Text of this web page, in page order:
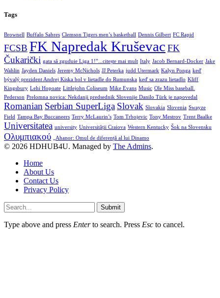
Tags
Brownell Buffalo Sabres Clemson Tigers men’s basketball Dennis Gilbert FC Rapid
FCSB FK Napredak Kruševac FK
Čukarički gata să zguduie Liga 1!”...citește mai mult Italy Jacob Bernard-Docker Jake
Wahlin Jayden Daniels Jeremy McNichols JJ Peterka judd Utermark Kalyn Ponga keď
bývalý prezident Andrej Kiska bol v lietadle do Rumunska keď sa zrazu lietadlo Kliff
Kingsbury Lehi Hopoate Littlejohn Coliseum Mike Evans Music Ole Miss baseball.
Pederson Prelomna novica: Nekdanji predsednik Slovenije Danilo Türk je napovedal
Romanian Serbian SuperLiga Slovak Slovakia Slovenia Swayze
Field Tampa Bay Buccaneers Terry McLaurin’s Tom Trbojevic Tony Mestrov Trent Baalke
Universitatea university Universității Craiova Western Kentucky Šok na Slovensku
Ολυμπιακού „Ahanor: Omul de diferență al lui Dinamo
© 2026 HDHUB4U. Managed by The Admins.
Home
About Us
Contact Us
Privacy Policy
Submit
Type above and press Enterto search. Press Esc to cancel.